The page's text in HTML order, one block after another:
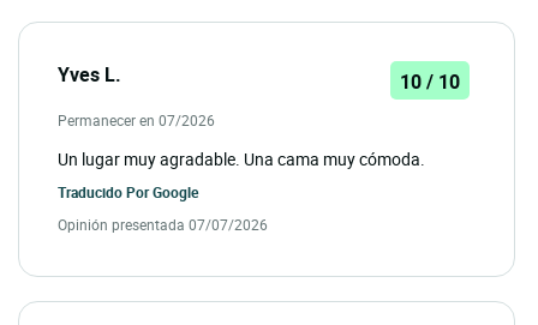
Yves L. 10 / 10
Permanecer en 07/2026
Un lugar muy agradable. Una cama muy cómoda.
Traducido PorGoogle
Opinión presentada 07/07/2026